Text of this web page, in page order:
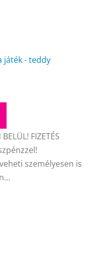
játék - teddy
FIZETÉS
személyesen is